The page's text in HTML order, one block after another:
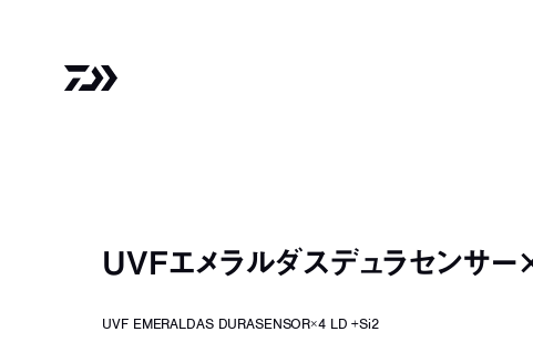
UVFエメラルダスデュラセンサ
UVF EMERALDAS DURASENSOR×4 LD +Si2